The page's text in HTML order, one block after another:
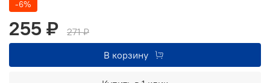
-6%
255 ₽
271 ₽
В корзину